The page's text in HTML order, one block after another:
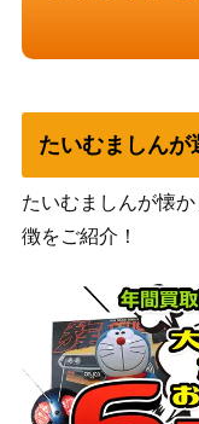
暗号マニアの解読 （
【SV5M 090/071】
レッド&グリーン（SR
【SM12 108/095】
わるいヤドキング（R
【044/084】
ひかるセレビィ
ビーストリング（UR
【SM5+ 062/050】
たいむましんが
たいむましんが懐
徴をご紹介！